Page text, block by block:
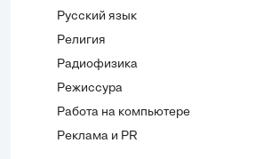
Русский язык
Религия
Радиофизика
Режиссура
Работа на компьютере
Реклама и PR